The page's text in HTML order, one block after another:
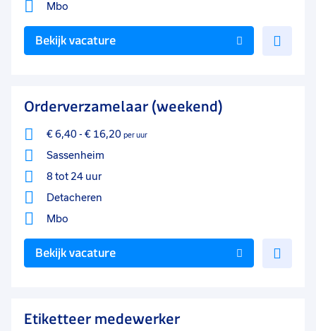
Mbo
Bekijk vacature
Orderverzamelaar (weekend)
€ 6,40- € 16,20 per uur
Sassenheim
8 tot 24 uur
Detacheren
Mbo
Bekijk vacature
Etiketteer medewerker